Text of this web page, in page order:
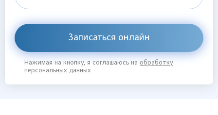
Записаться онлайн
Нажимая на кнопку, я соглашаюсь на обработку
персональных данных